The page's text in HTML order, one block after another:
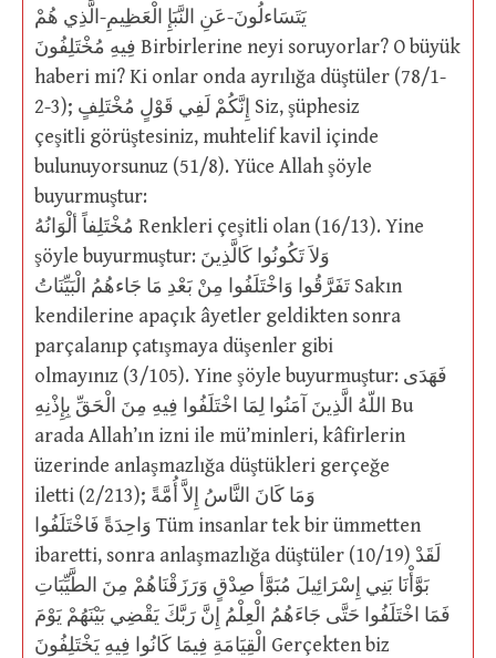
يَتَسَاءلُونَ-عَنِ النَّبَإِ الْعَظِيمِ-الَّذِي هُمْ
فِيهِ مُخْتَلِفُونَ Birbirlerine neyi soruyorlar? O büyük
haberi mi? Ki onlar onda ayrılığa düştüler (78/1-
2-3); إِنَّكُمْ لَفِي قَوْلٍ مُخْتَلِفٍ Siz, şüphesiz
çeşitli görüştesiniz, muhtelif kavil içinde
bulunuyorsunuz (51/8). Yüce Allah şöyle
buyurmuştur:
مُخْتَلِفاً ألْوَانُهُ Renkleri çeşitli olan (16/13). Yine
şöyle buyurmuştur: وَلاَ تَكُونُوا كَالَّذِينَ
تَفَرَّقُوا وَاخْتَلَفُوا مِنْ بَعْدِ مَا جَاءهُمُ الْبَيِّنَاتُ Sakın
kendilerine apaçık âyetler geldikten sonra
parçalanıp çatışmaya düşenler gibi
olmayınız (3/105). Yine şöyle buyurmuştur: فَهَدَى
اللّهُ الَّذِينَ آمَنُوا لِمَا اخْتَلَفُوا فِيهِ مِنَ الْحَقِّ بِإِذْنِهِ Bu
arada Allah’ın izni ile mü’minleri, kâfirlerin
üzerinde anlaşmazlığa düştükleri gerçeğe
iletti (2/213); وَمَا كَانَ النَّاسُ إِلاَّ أُمَّةً
وَاحِدَةً فَاخْتَلَفُوا Tüm insanlar tek bir ümmetten
ibaretti, sonra anlaşmazlığa düştüler (10/19) لَقَدْ
بَوَّأْنَا بَنِي إِسْرَائِيلَ مُبَوَّأ صِدْقٍ وَرَزَقْنَاهُمْ مِنَ الطَّيِّبَاتِ
فَمَا اخْتَلَفُوا حَتَّى جَاءَهُمُ الْعِلْمُ إِنَّ رَبَّكَ يَقْضِي بَيْنَهُمْ يَوْمَ
الْقِيَامَةِ فِيمَا كَانُوا فِيهِ يَخْتَلِفُونَ Gerçekten biz